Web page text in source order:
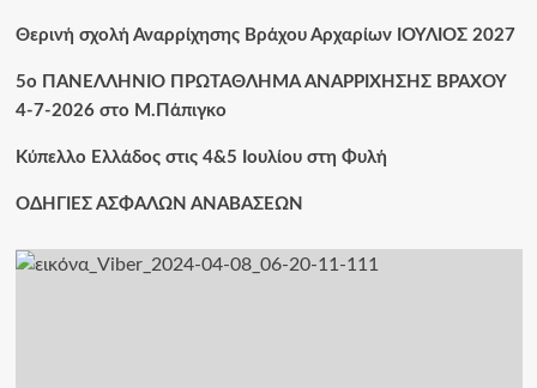
Θερινή σχολή Αναρρίχησης Βράχου Αρχαρίων ΙΟΥΛΙΟΣ 2027
5ο ΠΑΝΕΛΛΗΝΙΟ ΠΡΩΤΑΘΛΗΜΑ ΑΝΑΡΡΙΧΗΣΗΣ ΒΡΑΧΟΥ
4-7-2026 στο Μ.Πάπιγκο
Κύπελλο Ελλάδος στις 4&5 Ιουλίου στη Φυλή
ΟΔΗΓΙΕΣ ΑΣΦΑΛΩΝ ΑΝΑΒΑΣΕΩΝ